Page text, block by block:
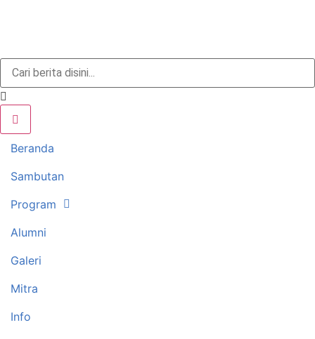
Beranda
Sambutan
Program
Alumni
Galeri
Mitra
Info